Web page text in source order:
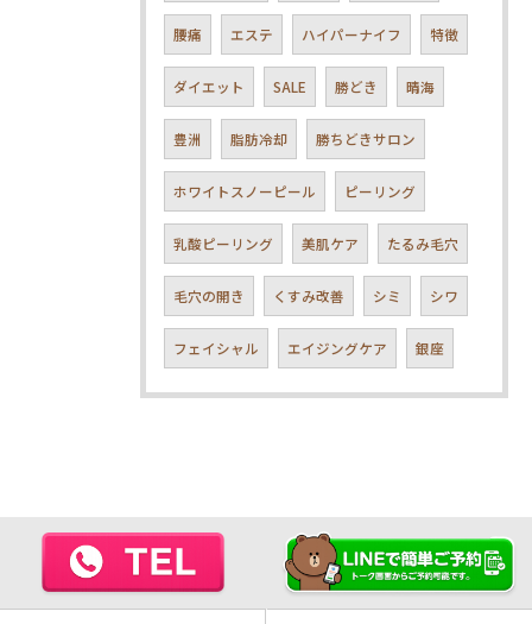
腰痛 エステ ハイパーナイフ 特徴
ダイエット SALE 勝どき 晴海
豊洲 脂肪冷却 勝ちどきサロン
ホワイトスノーピール ピーリング
乳酸ピーリング 美肌ケア たるみ毛穴
毛穴の開き くすみ改善 シミ シワ
フェイシャル エイジングケア 銀座